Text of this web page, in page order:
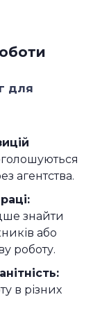
для
агентства.
знайти
або
роботу.
в різних